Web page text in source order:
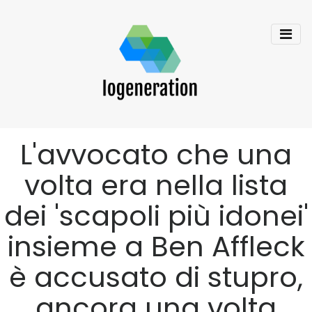
L'avvocato che una
volta era nella lista
dei 'scapoli più idonei'
insieme a Ben Affleck
è accusato di stupro,